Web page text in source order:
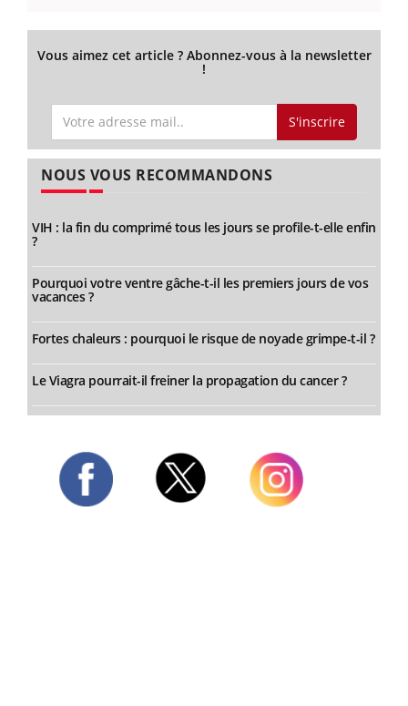
Vous aimez cet article ? Abonnez-vous à la newsletter
!
S'inscrire
NOUS VOUS RECOMMANDONS
VIH : la fin du comprimé tous les jours se profile-t-elle enfin
?
Pourquoi votre ventre gâche-t-il les premiers jours de vos
vacances ?
Fortes chaleurs : pourquoi le risque de noyade grimpe-t-il ?
Le Viagra pourrait-il freiner la propagation du cancer ?